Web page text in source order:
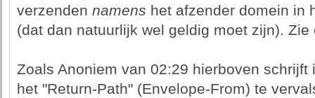
verzenden namens het afzender domein in
(dat dan natuurlijk wel geldig moet zijn). Zie
Zoals Anoniem van 02:29 hierboven
het "Return-Path" (Envelope-From) te